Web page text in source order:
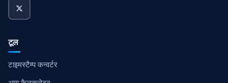
टूल
टाइमस्टैम्प कन्वर्टर